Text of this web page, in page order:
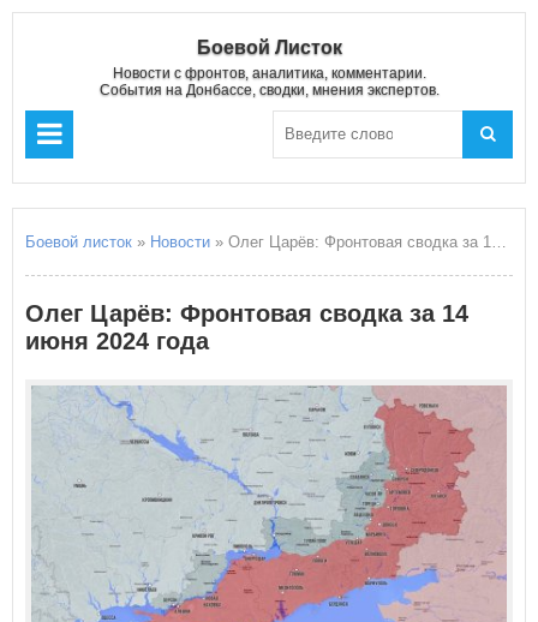
Боевой Листок
Новости с фронтов, аналитика, комментарии.
События на Донбассе, сводки, мнения экспертов.
Боевой листок » Новости » Олег Царёв: Фронтовая сводка за 14 июня 2024 года
Олег Царёв: Фронтовая сводка за 14
июня 2024 года